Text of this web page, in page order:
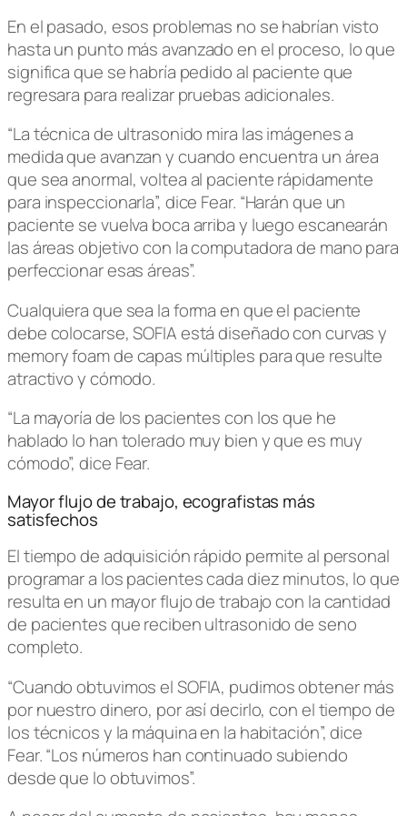
En el pasado, esos problemas no se habrían visto
hasta un punto más avanzado en el proceso, lo que
significa que se habría pedido al paciente que
regresara para realizar pruebas adicionales.
“La técnica de ultrasonido mira las imágenes a
medida que avanzan y cuando encuentra un área
que sea anormal, voltea al paciente rápidamente
para inspeccionarla”, dice Fear. “Harán que un
paciente se vuelva boca arriba y luego escanearán
las áreas objetivo con la computadora de mano para
perfeccionar esas áreas”.
Cualquiera que sea la forma en que el paciente
debe colocarse, SOFIA está diseñado con curvas y
memory foam de capas múltiples para que resulte
atractivo y cómodo.
“La mayoría de los pacientes con los que he
hablado lo han tolerado muy bien y que es muy
cómodo”, dice Fear.
Mayor flujo de trabajo, ecografistas más
satisfechos
El tiempo de adquisición rápido permite al personal
programar a los pacientes cada diez minutos, lo que
resulta en un mayor flujo de trabajo con la cantidad
de pacientes que reciben ultrasonido de seno
completo.
“Cuando obtuvimos el SOFIA, pudimos obtener más
por nuestro dinero, por así decirlo, con el tiempo de
los técnicos y la máquina en la habitación”, dice
Fear. “Los números han continuado subiendo
desde que lo obtuvimos”.